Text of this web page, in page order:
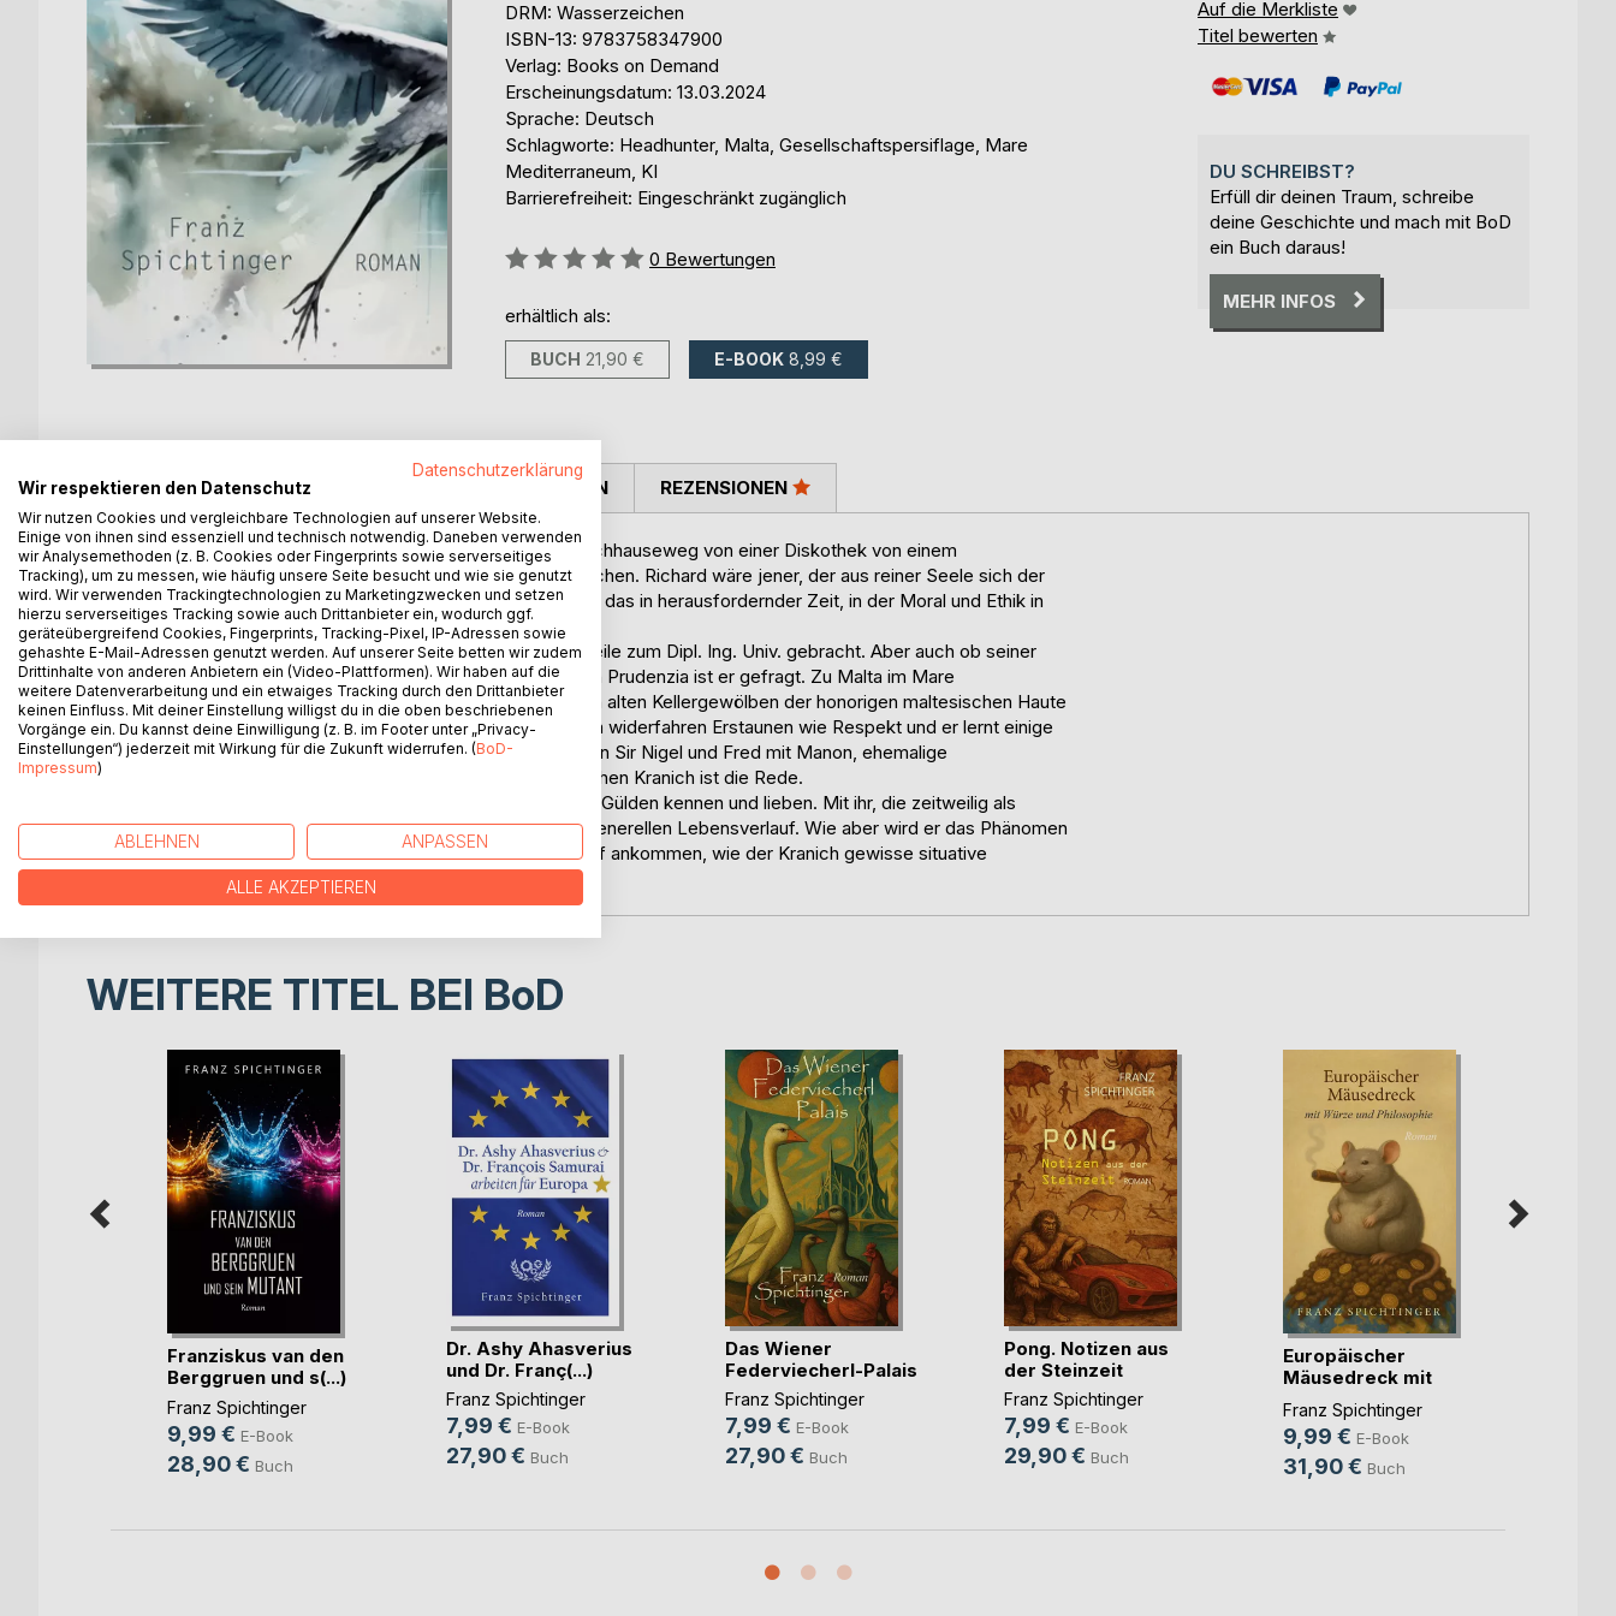
DRM: Wasserzeichen
ISBN-13: 9783758347900
Verlag: Books on Demand
Erscheinungsdatum: 13.03.2024
Sprache: Deutsch
Schlagworte: Headhunter, Malta, Gesellschaftspersiflage, Mare
Mediterraneum, KI
Barrierefreiheit: Eingeschränkt zugänglich
Bewertung::
0 Bewertungen
erhältlich als:
BUCH 21,90 € E-BOOK 8,99 €
Auf die Merkliste
Titel bewerten
DU SCHREIBST?
Erfüll dir deinen Traum, schreibe
deine Geschichte und mach mit BoD
ein Buch daraus!
MEHR INFOS
BESCHREIBUNG
Als junger Mann wird Richard Peeters-Paling auf dem Nachhauseweg von einer Diskothek von einem
geheimnisvollen unscheinbaren Mann, dem ER, angesprochen. Richard wäre jener, der aus reiner Seele sich der
Welt und ihren Ingredienzen und Imponderablen stellt, und das in herausfordernder Zeit, in der Moral und Ethik in
säkularem Wischiwaschi verkommen.
Jahre später: Der junge Mann von damals hat es mittlerweile zum Dipl. Ing. Univ. gebracht. Aber auch ob seiner
spezifischen Kompetenz in der Welt wie seiner relevanten Prudenzia ist er gefragt. Zu Malta im Mare
Mediterraneum repariert er während seines Urlaubs in den alten Kellergewölben der honorigen maltesischen Haute
Société leckende Rohre und tropfende Wasserhähne. Ihm widerfahren Erstaunen wie Respekt und er lernt einige
Menschen kennen. Beispielsweise den leicht irregehenden Sir Nigel und Fred mit Manon, ehemalige
Fremdlegionäre. Aber auch von einem gewissen gefährlichen Kranich ist die Rede.
Zuhause in Teutonia lernt er die Quuntin und Headhunterin Gülden kennen und lieben. Mit ihr, die zeitweilig als
Kämpferin bei den Paschmuga agiert, stellt er sich dem generellen Lebensverlauf. Wie aber wird er das Phänomen
des Kranichs decouvrieren? Schlussendlich wird es darauf ankommen, wie der Kranich gewisse situative
Konstellationen auf Malta wie global demaskiert ...
AUTOR/IN PRESSESTIMMEN REZENSIONEN
WEITERE TITEL BEI BoD
Franziskus van den
Berggruen und s(...)
Franz Spichtinger
9,99 € E-Book
28,90 € Buch
Dr. Ashy Ahasverius
und Dr. Franç(...)
Franz Spichtinger
7,99 € E-Book
27,90 € Buch
Das Wiener
Federviecherl-Palais
Franz Spichtinger
7,99 € E-Book
27,90 € Buch
Pong. Notizen aus
der Steinzeit
Franz Spichtinger
7,99 € E-Book
29,90 € Buch
Europäischer
Mäusedreck mit
Würze (...)
Franz Spichtinger
9,99 € E-Book
31,90 € Buch
Datenschutzerklärung
Wir respektieren den Datenschutz
Wir nutzen Cookies und vergleichbare Technologien auf unserer Website.
Einige von ihnen sind essenziell und technisch notwendig. Daneben verwenden
wir Analysemethoden (z. B. Cookies oder Fingerprints sowie serverseitiges
Tracking), um zu messen, wie häufig unsere Seite besucht und wie sie genutzt
wird. Wir verwenden Trackingtechnologien zu Marketingzwecken und setzen
hierzu serverseitiges Tracking sowie auch Drittanbieter ein, wodurch ggf.
geräteübergreifend Cookies, Fingerprints, Tracking-Pixel, IP-Adressen sowie
gehashte E-Mail-Adressen genutzt werden. Auf unserer Seite betten wir zudem
Drittinhalte von anderen Anbietern ein (Video-Plattformen). Wir haben auf die
weitere Datenverarbeitung und ein etwaiges Tracking durch den Drittanbieter
keinen Einfluss. Mit deiner Einstellung willigst du in die oben beschriebenen
Vorgänge ein. Du kannst deine Einwilligung (z. B. im Footer unter „Privacy-
Einstellungen“) jederzeit mit Wirkung für die Zukunft widerrufen. (BoD-
Impressum)
ABLEHNEN ANPASSEN
ALLE AKZEPTIEREN